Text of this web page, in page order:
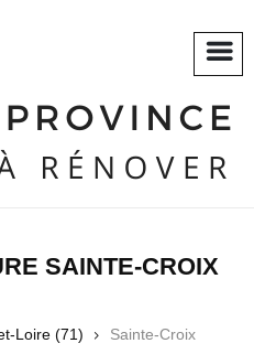
SAINTE-CROIX
Loire (71) Sainte-Croix